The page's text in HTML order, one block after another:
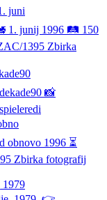
juni
1979